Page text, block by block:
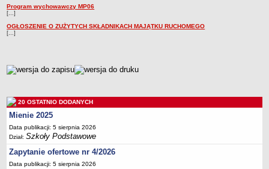
Rejestry, ewidencje, archiwa
Sprawozdania
Zespół Poradni
BIURO FINANSÓW OŚWIATY
Statut
Majątek
Godziny dyżurów
Ogłoszenia
Program wychowawczy MP06
[...]
OGŁOSZENIE O ZUŻYTYCH SKŁADNIKACH MAJĄTKU RUCHOMEGO
[...]
metryczka
20 OSTATNIO DODANYCH
Mienie 2025
Data publikacji: 5 sierpnia 2026
Dział:Szkoły Podstawowe
Zapytanie ofertowe nr 4/2026
Data publikacji: 5 sierpnia 2026